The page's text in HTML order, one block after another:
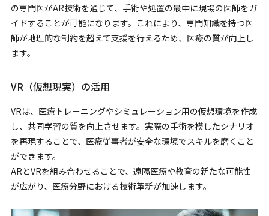
の専門医がAR技術を通じて、手術や処置の最中に現場の医師をガ
イドすることが可能になります。これにより、専門知識を持つ医
師が地理的な制約を超えて支援を行えるため、医療の質が向上し
ます。
VR（仮想現実）の活用
VRは、医療トレーニングやシミュレーション用の仮想環境を作成
し、共同学習の質を向上させます。実際の手術を模したシナリオ
を再現することで、医療従事者が安全な環境でスキルを磨くこと
ができます。
ARとVRを組み合わせることで、遠隔医療や教育の新たな可能性
が広がり、医療分野における技術革新が加速します。